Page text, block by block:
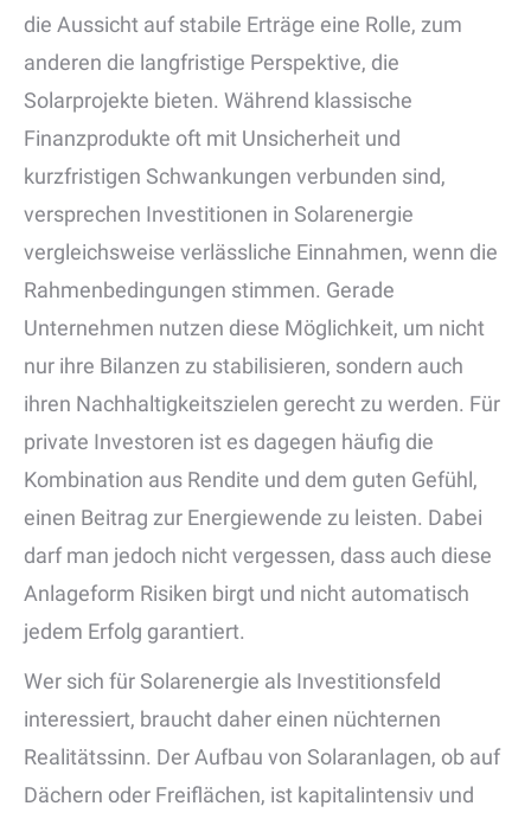
die Aussicht auf stabile Erträge eine Rolle, zum
anderen die langfristige Perspektive, die
Solarprojekte bieten. Während klassische
Finanzprodukte oft mit Unsicherheit und
kurzfristigen Schwankungen verbunden sind,
versprechen Investitionen in Solarenergie
vergleichsweise verlässliche Einnahmen, wenn die
Rahmenbedingungen stimmen. Gerade
Unternehmen nutzen diese Möglichkeit, um nicht
nur ihre Bilanzen zu stabilisieren, sondern auch
ihren Nachhaltigkeitszielen gerecht zu werden. Für
private Investoren ist es dagegen häufig die
Kombination aus Rendite und dem guten Gefühl,
einen Beitrag zur Energiewende zu leisten. Dabei
darf man jedoch nicht vergessen, dass auch diese
Anlageform Risiken birgt und nicht automatisch
jedem Erfolg garantiert.
Wer sich für Solarenergie als Investitionsfeld
interessiert, braucht daher einen nüchternen
Realitätssinn. Der Aufbau von Solaranlagen, ob auf
Dächern oder Freiflächen, ist kapitalintensiv und